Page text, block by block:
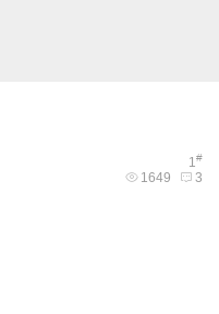
1#
1649 3